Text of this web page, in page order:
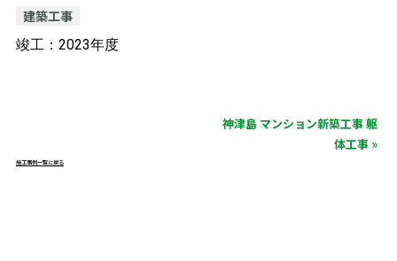
建築工事
竣工：2023年度
神津島 マンション新築工事 躯
体工事 »
施工事例一覧に戻る